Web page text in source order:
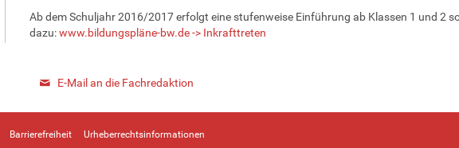
Ab dem Schuljahr 2016/2017 erfolgt eine stufenweise Einführung ab Klassen 1 und 2
dazu:www.bildungspläne-bw.de -> Inkrafttreten
E-Mail an die Fachredaktion
Barrierefreiheit Urheberrechtsinformationen